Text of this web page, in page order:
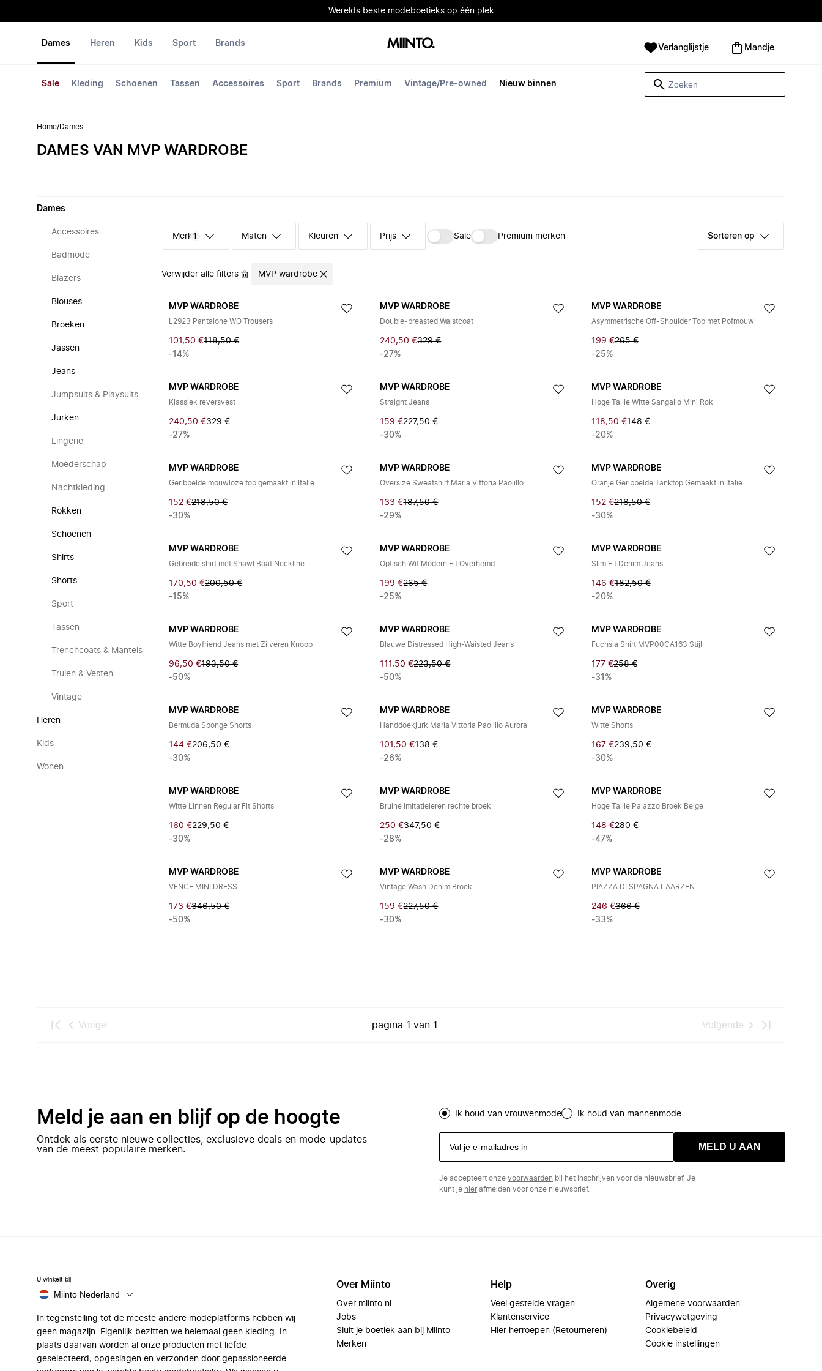
Werelds beste modeboetieks op één plek
Dames
Sale Kleding Schoenen Tassen Accessoires Sport Brands Premium Vintage/Pre-owned Nieuw binnen
Heren Kids Sport Brands Verlanglijstje Mandje
Home/Dames
DAMES VAN MVP WARDROBE
Dames
Accessoires
Badmode
Blazers
Blouses
Broeken
Jassen
Jeans
Jumpsuits & Playsuits
Jurken
Lingerie
Moederschap
Nachtkleding
Rokken
Schoenen
Shirts
Shorts
Sport
Tassen
Trenchcoats & Mantels
Truien & Vesten
Vintage
Heren
Kids
Wonen
Merk 1 Maten Kleuren Prijs Sale Premium merken Sorteren op
Verwijder alle filters MVP wardrobe
MVP WARDROBE
L2923 Pantalone WO Trousers
101,50 €118,50 €
-14%
MVP WARDROBE
Double-breasted Waistcoat
240,50 €329 €
-27%
MVP WARDROBE
Asymmetrische Off-Shoulder Top met Pofmouw
199 €265 €
-25%
MVP WARDROBE
Klassiek reversvest
240,50 €329 €
-27%
MVP WARDROBE
Straight Jeans
159 €227,50 €
-30%
MVP WARDROBE
Hoge Taille Witte Sangallo Mini Rok
118,50 €148 €
-20%
MVP WARDROBE
Geribbelde mouwloze top gemaakt in Italië
152 €218,50 €
-30%
MVP WARDROBE
Oversize Sweatshirt Maria Vittoria Paolillo
133 €187,50 €
-29%
MVP WARDROBE
Oranje Geribbelde Tanktop Gemaakt in Italië
152 €218,50 €
-30%
MVP WARDROBE
Gebreide shirt met Shawl Boat Neckline
170,50 €200,50 €
-15%
MVP WARDROBE
Optisch Wit Modern Fit Overhemd
199 €265 €
-25%
MVP WARDROBE
Slim Fit Denim Jeans
146 €182,50 €
-20%
MVP WARDROBE
Witte Boyfriend Jeans met Zilveren Knoop
96,50 €193,50 €
-50%
MVP WARDROBE
Blauwe Distressed High-Waisted Jeans
111,50 €223,50 €
-50%
MVP WARDROBE
Fuchsia Shirt MVP00CA163 Stijl
177 €258 €
-31%
MVP WARDROBE
Bermuda Sponge Shorts
144 €206,50 €
-30%
MVP WARDROBE
Handdoekjurk Maria Vittoria Paolillo Aurora
101,50 €138 €
-26%
MVP WARDROBE
Witte Shorts
167 €239,50 €
-30%
MVP WARDROBE
Witte Linnen Regular Fit Shorts
160 €229,50 €
-30%
MVP WARDROBE
Bruine imitatieleren rechte broek
250 €347,50 €
-28%
MVP WARDROBE
Hoge Taille Palazzo Broek Beige
148 €280 €
-47%
MVP WARDROBE
VENCE MINI DRESS
173 €346,50 €
-50%
MVP WARDROBE
Vintage Wash Denim Broek
159 €227,50 €
-30%
MVP WARDROBE
PIAZZA DI SPAGNA LAARZEN
246 €366 €
-33%
Vorige pagina 1 van 1 Volgende
Meld je aan en blijf op de hoogte
Ontdek als eerste nieuwe collecties, exclusieve deals en mode-updates
van de meest populaire merken.
Ik houd van vrouwenmode Ik houd van mannenmode
MELD U AAN
Je accepteert onze voorwaarden bij het inschrijven voor de nieuwsbrief. Je
kunt je hierafmelden voor onze nieuwsbrief.
U winkelt bij
Miinto Nederland
In tegenstelling tot de meeste andere modeplatforms hebben wij
geen magazijn. Eigenlijk bezitten we helemaal geen kleding. In
plaats daarvan worden al onze producten met liefde
geselecteerd, opgeslagen en verzonden door gepassioneerde
Over Miinto
Over miinto.nl
Jobs
Sluit je boetiek aan bij Miinto
Merken
Help
Veel gestelde vragen
Klantenservice
Hier herroepen (Retourneren)
Overig
Algemene voorwaarden
Privacywetgeving
Cookiebeleid
Cookie instellingen